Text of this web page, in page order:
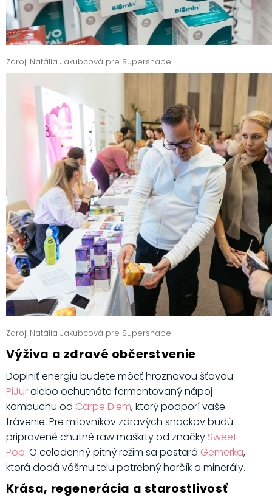
Zdroj: Natália Jakubcová pre Supershape
Zdroj: Natália Jakubcová pre Supershape
Výživa a zdravé občerstvenie
Doplniť energiu budete môcť hroznovou šťavou
PiJuralebo ochutnáte fermentovaný nápoj
kombuchu od Carpe Diem, ktorý podporí vaše
trávenie. Pre milovníkov zdravých snackov budú
pripravené chutné raw maškrty od značky Sweet
Pop. O celodenný pitný režim sa postará Gemerka,
ktorá dodá vášmu telu potrebný horčík a minerály.
Krása, regenerácia a starostlivosť